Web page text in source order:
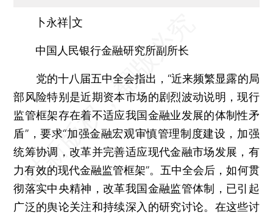
卜永祥|文
中国人民银行金融研究所副所长
党的十八届五中全会指出，“近来频繁显露的局
部风险特别是近期资本市场的剧烈波动说明，现行
监管框架存在着不适应我国金融业发展的体制性矛
盾”，要求“加强金融宏观审慎管理制度建设，加强
统筹协调，改革并完善适应现代金融市场发展，有
力有效的现代金融监管框架”。五中全会后，如何贯
彻落实中央精神，改革我国金融监管体制，已引起
广泛的舆论关注和持续深入的研究讨论。在这些讨